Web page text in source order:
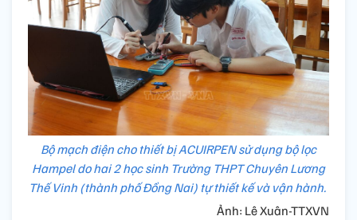
Bộ mạch điện cho thiết bị ACUIRPEN sử dụng bộ lọc
Hampel do hai 2 học sinh Trường THPT Chuyên Lương
Thế Vinh (thành phố Đồng Nai) tự thiết kế và vận hành.
Ảnh: Lê Xuân-TTXVN